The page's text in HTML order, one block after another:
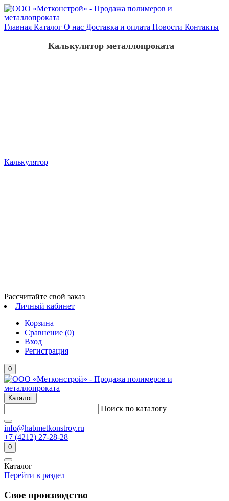
Главная Каталог О нас Доставка и оплата Новости Контакты
Калькулятор
Калькулятор металлопроката
Рассчитайте свой заказ
Личный кабинет
Корзина
Сравнение (0)
Вход
Регистрация
0
Каталог
Поиск по каталогу
info@habmetkonstroy.ru
+7 (4212) 27-28-28
0
Каталог
Перейти в раздел
Свое производство